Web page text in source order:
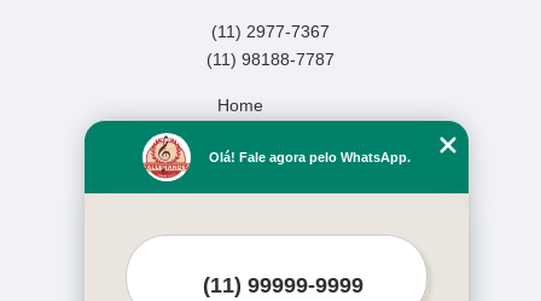
(11) 2977-7367
(11) 98188-7787
Home
Missão
Olá! Fale agora pelo WhatsApp.